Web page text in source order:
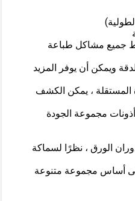
جميع مشاكل طباعة
ويمكن أن يوفر المزيد
، يمكن الكشف
مجموعة الجودة
الورق ، نظرًا لسماكة
أساس مجموعة متنوعة